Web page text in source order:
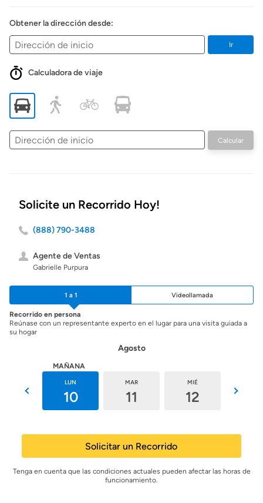
Obtener la dirección desde:
Ir
Calculadora de viaje
Dirección
de
Calcular
Solicite un Recorrido Hoy!
(888) 790-3488
Agente de Ventas
Gabrielle Purpura
1 a 1 Videollamada
Recorrido en persona
Reúnase con un representante experto en el lugar para una visita guiada a
su hogar
Agosto
MAÑANA
LUN
10
MAR
11
MIÉ
12
Solicitar un Recorrido
Tenga en cuenta que las condiciones actuales pueden afectar las horas de
funcionamiento.